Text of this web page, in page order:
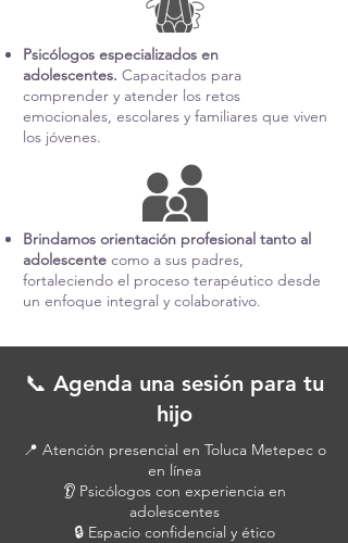
Psicólogos especializados en
adolescentes. Capacitados para
comprender y atender los retos
emocionales, escolares y familiares que viven
los jóvenes.
Brindamos orientación profesional tanto al
adolescente como a sus padres,
fortaleciendo el proceso terapéutico desde
un enfoque integral y colaborativo.
📞 Agenda una sesión para tu
hijo
📍 Atención presencial en Toluca Metepec o
en línea
👂 Psicólogos con experiencia en
adolescentes
🔒 Espacio confidencial y ético